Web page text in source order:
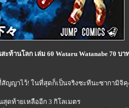
ะท้านโลก เล่ม 60 Wataru Watanabe 70 บ
ญญาไว้! ในที่สุดก็เป็นจริงซะทีนะซากามิจิคุ
สุดท้ายเหลืออีก 3 กิโลเมตร